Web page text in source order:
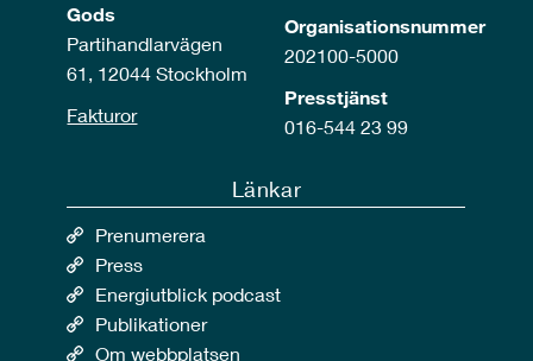
Gods
Partihandlarvägen
61, 12044 Stockholm
Fakturor
Organisationsnummer
202100-5000
Presstjänst
016-544 23 99
Länkar
Prenumerera
Press
Energiutblick podcast
Publikationer
Om webbplatsen